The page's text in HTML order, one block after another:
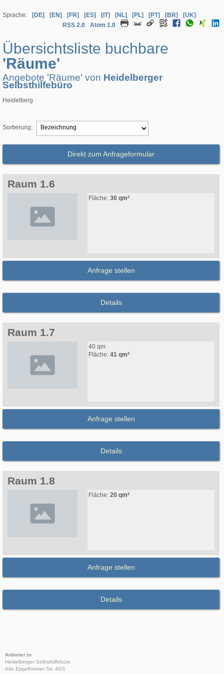
Sprache: [DE] [EN] [FR] [ES] [IT] [NL] [PL] [PT] [BR]
[UK]
RSS 2.0
Atom 1.0
Übersichtsliste buchbare
'Räume'
Angebote 'Räume' von Heidelberger
Selbsthilfebüro
Heidelberg
Sortierung:
Direkt zum Anfrageformular
Raum 1.6
Fläche: 30 qm²
Anfrage stellen
Details
Raum 1.7
40 qm
Fläche: 41 qm²
Anfrage stellen
Details
Raum 1.8
Fläche: 20 qm²
Anfrage stellen
Details
Anbieter:in
Heidelberger Selbsthilfebüro
Alte Eppelheimer Str. 40/1